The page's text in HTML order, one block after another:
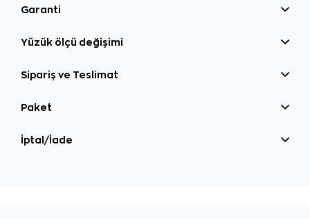
Garanti
Yüzük ölçü değişimi
Sipariş ve Teslimat
Paket
İptal/İade